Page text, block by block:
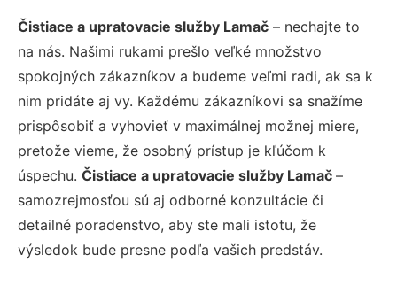
Čistiace a upratovacie služby Lamač – nechajte to
na nás. Našimi rukami prešlo veľké množstvo
spokojných zákazníkov a budeme veľmi radi, ak sa k
nim pridáte aj vy. Každému zákazníkovi sa snažíme
prispôsobiť a vyhovieť v maximálnej možnej miere,
pretože vieme, že osobný prístup je kľúčom k
úspechu. Čistiace a upratovacie služby Lamač –
samozrejmosťou sú aj odborné konzultácie či
detailné poradenstvo, aby ste mali istotu, že
výsledok bude presne podľa vašich predstáv.